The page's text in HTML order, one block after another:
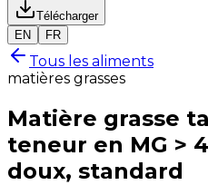
Télécharger
EN
FR
Tous les aliments
matières grasses
Matière grasse
teneur en MG >
doux, standard